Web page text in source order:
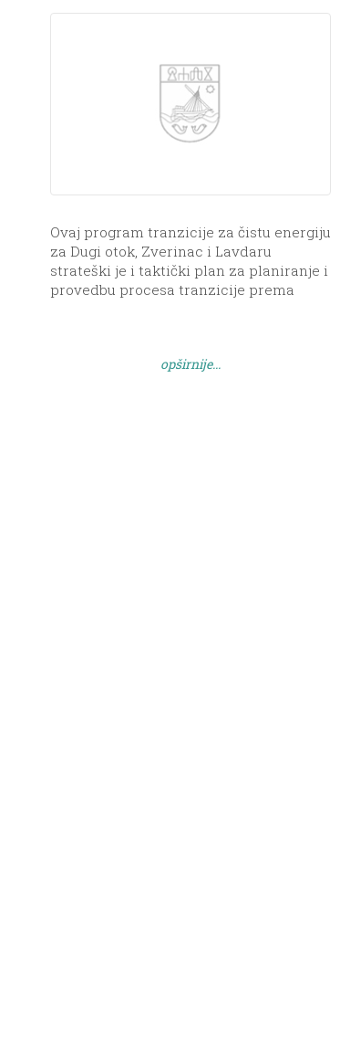
Ovaj program tranzicije za čistu energiju
za Dugi otok, Zverinac i Lavdaru
strateški je i taktički plan za planiranje i
provedbu procesa tranzicije prema
opširnije...